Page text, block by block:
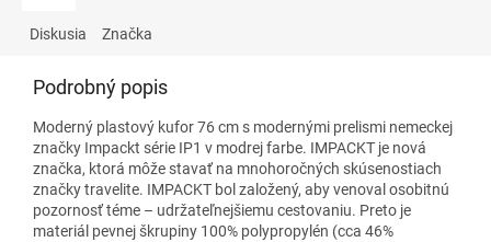
Diskusia Značka
Podrobný popis
Moderný plastový kufor 76 cm s modernými prelismi nemeckej
značky Impackt série IP1 v modrej farbe. IMPACKT je nová
značka, ktorá môže stavať na mnohoročných skúsenostiach
značky travelite. IMPACKT bol založený, aby venoval osobitnú
pozornosť téme – udržateľnejšiemu cestovaniu. Preto je
materiál pevnej škrupiny 100% polypropylén (cca 46%